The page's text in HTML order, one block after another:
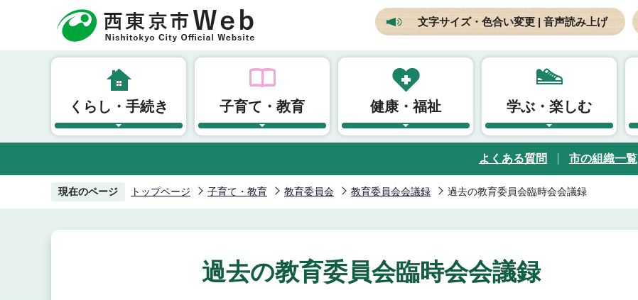
頭
文字サイズ・色合い変更 | 音声読み上げ
くらし・手続き 子育て・教育 健康・福祉 学ぶ・楽しむ
よくある質問 市の組織一覧
現在のページ トップページ 子育て・教育 教育委員会 教育委員会会議録 過去の教育委員会臨時会会議録
過去の教育委員会臨時会会議録